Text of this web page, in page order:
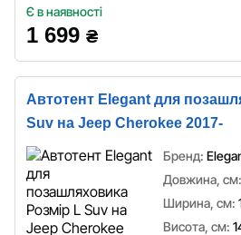
Є в наявності
1 699 ₴
Автотент Elegant для
Suv на Jeep Cherokee 2017-
Бренд:
Довжина, см:
Ширина, см:
Висота, см: